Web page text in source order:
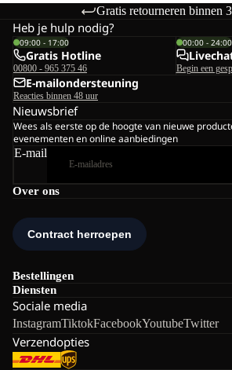
Gratis retourneren binnen
Over ons
Bestellingen
Diensten
Sociale media
InstagramTiktokFacebookYoutubeTwitter
Verzendopties
Heb je hulp nodig?
09:00 - 17:00
Gratis Hotline
00800 - 965 375 46
00:00 - 24:00
Begin een
E-mailondersteuning
Reacties binnen 48 uur
Nieuwsbrief
Wees als eerste op de hoogte van nieuwe
evenementen en online aanbiedingen
E-mail